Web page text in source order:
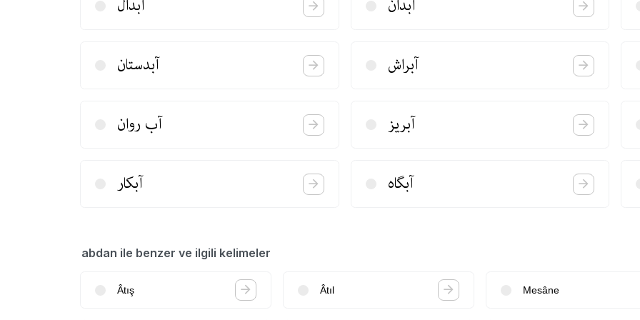
آبدال آبدان
آبدستان آبراش
آب روان آبریز
آبكار آبگاه
abdan ile benzer ve ilgili kelimeler
Âtış Âtıl Mesâne